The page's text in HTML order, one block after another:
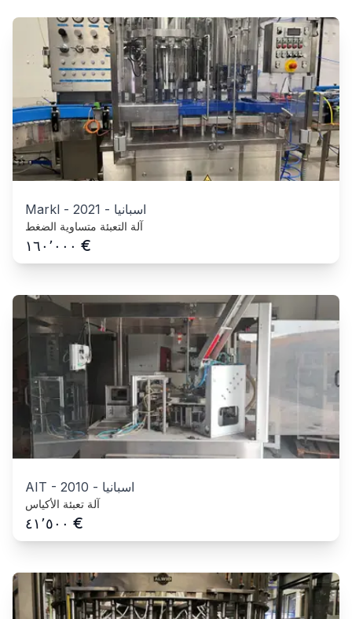
Markl - 2021 - اسبانيا
آلة التعبئة متساوية الضغط
١٦٠٬٠٠٠ €
AIT - 2010 - اسبانيا
آلة تعبئة الأكياس
٤١٬٥٠٠ €